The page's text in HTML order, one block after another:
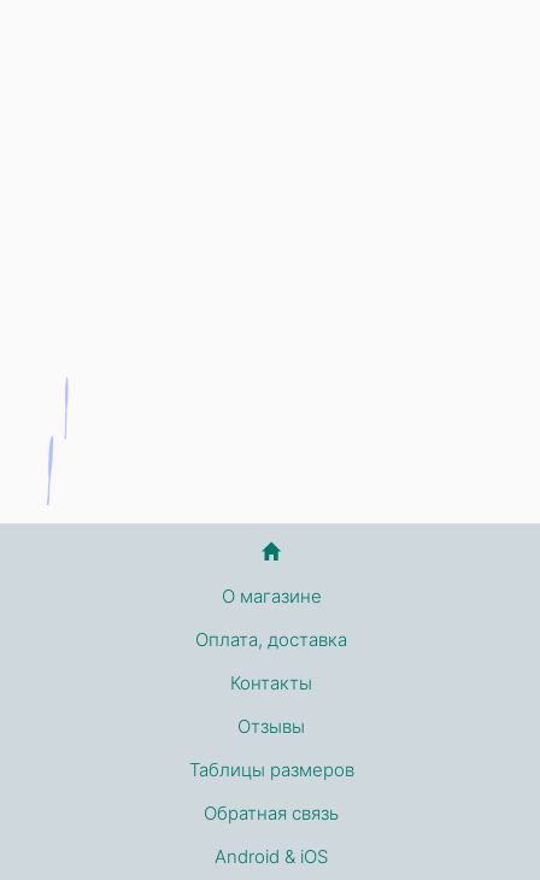
О магазине
Оплата, доставка
Контакты
Отзывы
Таблицы размеров
Обратная связь
Android & iOS